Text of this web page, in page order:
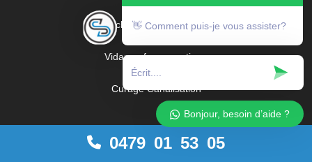
Débouchage Chambre de visite
Vidange fosse septique
Curage Canalisation
Contact
0479 01 53 05
👋 Comment puis-je vous assister?
Bonjour, besoin d’aide ?